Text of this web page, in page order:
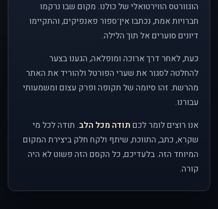
הוגוורטס הווירטואלי של כולנו. מקום שבו נרקמו
חברויות אמת, נכתבו אין־ספור פאנפיקים, והתקיימו
דיונים סוערים אל תוך הלילה.
כעת, לאחר דרך ארוכה ומופלאה, הגענו בצער
להחלטה לסגור את שערי הפורטל ולהוריד את האתר
מהרשת. זהו סיומה של תקופה ופרק עצום ומשמעותי
עבורנו.
אנו רוצים לומר לכם תודה מכל הלב. תודה לכל מי
שקרא, כתב, התווכח, שיתף ולקח חלק ביצירת המקום
המיוחד הזה. בלעדיכם, כל הקסם הזה פשוט לא היה
קורה.